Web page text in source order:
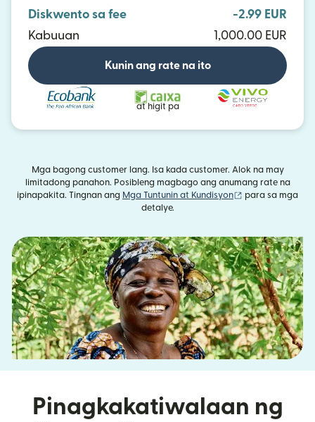
Diskwento sa fee
-2.99 EUR
Kabuuan
1,000.00 EUR
Kunin ang rate na ito
at higit pa
Mga bagong customer lang. Isa kada customer. Alok na may
limitadong panahon. Posibleng magbago ang anumang rate na
ipinapakita. Tingnan ang Mga Tuntunin at Kundisyon (bubukas sa
para sa mga
detalye.
Pinagkakatiwalaan ng